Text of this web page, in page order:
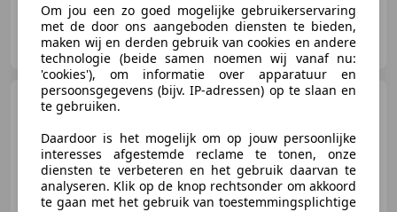
Arvlad Cars
NL-3646 AK WAVERVEEN
Iveco Daily
68.000KM!!!
€ 7.999
Om jou een zo goed mogelijke gebruikerservaring
met de door ons aangeboden diensten te bieden,
maken wij en derden gebruik van cookies en andere
technologie (beide samen noemen wij vanaf nu:
'cookies'), om informatie over apparatuur en
persoonsgegevens (bijv. IP-adressen) op te slaan en
te gebruiken.
Daardoor is het mogelijk om op jouw persoonlijke
interesses afgestemde reclame te tonen, onze
diensten te verbeteren en het gebruik daarvan te
analyseren. Klik op de knop rechtsonder om akkoord
te gaan met het gebruik van toestemmingsplichtige